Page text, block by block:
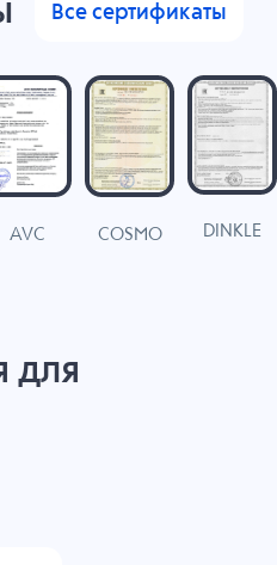
Все сертификаты
AVC COSMO DINKLE
для